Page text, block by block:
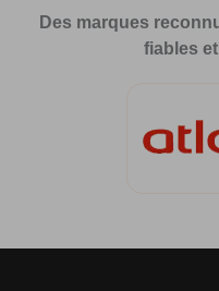
Des marques
fiables